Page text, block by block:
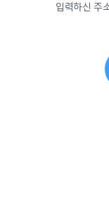
입력하신 주